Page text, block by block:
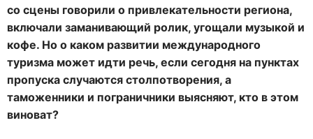
со сцены говорили о привлекательности региона,
включали заманивающий ролик, угощали музыкой и
кофе. Но о каком развитии международного
туризма может идти речь, если сегодня на пунктах
пропуска случаются столпотворения, а
таможенники и пограничники выясняют, кто в этом
виноват?